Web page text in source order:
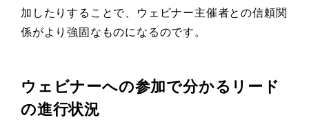
加したりすることで、ウェビナー主催者との信頼関
係がより強固なものになるのです。
ウェビナーへの参加で分かるリード
の進行状況